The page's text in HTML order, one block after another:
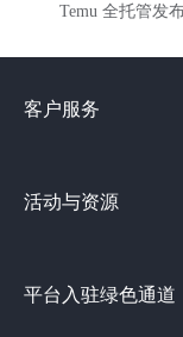
Temu 全托管发
客户服务
活动与资源
平台入驻绿色通道